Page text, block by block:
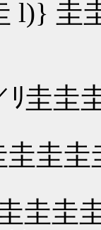
l)} 圭
【ベ
圭圭
圭圭
圭